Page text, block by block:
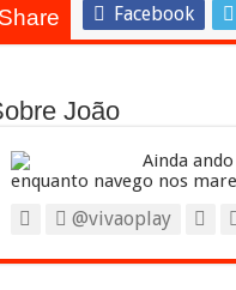
Share Facebook
João
Ainda
enquanto navego nos
@vivaoplay